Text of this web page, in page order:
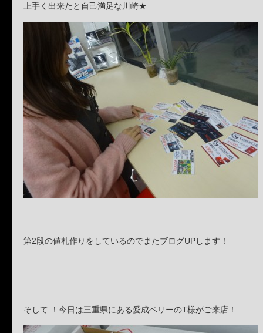
上手く出来たと自己満足な川崎★
第2段の値札作りをしているのでまたブログUPします！
そして ！今日は三重県にある愛成ベリーのT様がご来店！